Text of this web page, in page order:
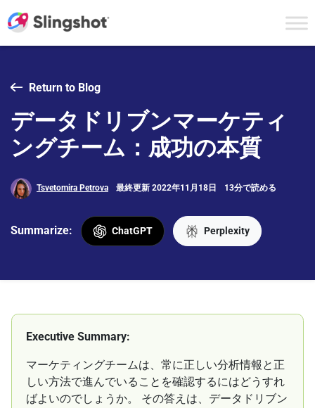
Return to Blog
データドリブンマーケティ
ングチーム：成功の本質
Tsvetomira Petrova 最終更新 2022年11月18日 13分で読める
Summarize: ChatGPT Perplexity
Executive Summary:
マーケティングチームは、常に正しい分析情報と正
しい方法で進んでいることを確認するにはどうすれ
ばよいのでしょうか。 その答えは、データドリブン